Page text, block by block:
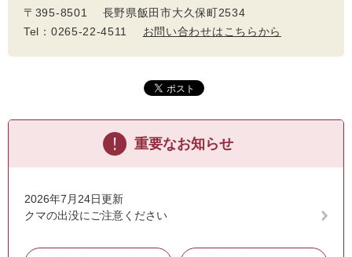
〒395-8501 長野県飯田市大久保町2534
Tel：0265-22-4511 お問い合わせはこちらから
重要なお知らせ
2026年7月24日更新
クマの出没にご注意ください